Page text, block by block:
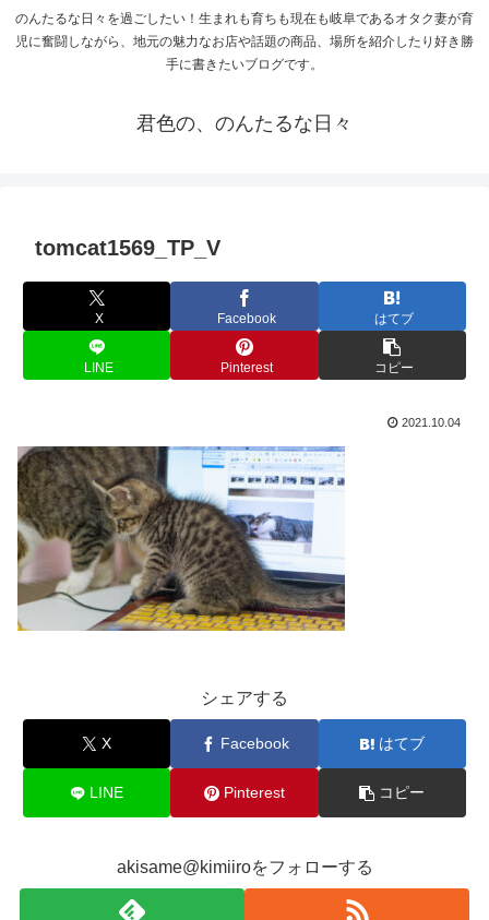
のんたるな日々を過ごしたい！生まれも育ちも現在も岐阜であるオタク妻が育
児に奮闘しながら、地元の魅力なお店や話題の商品、場所を紹介したり好き勝
手に書きたいブログです。
君色の、のんたるな日々
tomcat1569_TP_V
X Facebook はてブ
LINE Pinterest コピー
2021.10.04
シェアする
X Facebook はてブ
LINE Pinterest コピー
akisame@kimiiroをフォローする